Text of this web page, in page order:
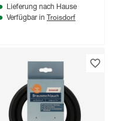
Lieferung nach Hause
Verfügbar in Troisdorf